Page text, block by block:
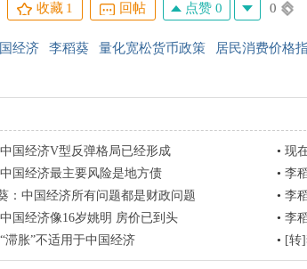
收藏 1 回帖 点赞 0 0
经济 李稻葵 量化宽松货币政策 居民消费价格
国经济V型反弹格局已经形成 • 现
国经济最主要风险是地方债 • 李
：中国经济所有问题都是财政问题 • 李
国经济像16岁姚明 房价已到头 • 李
滞胀”不适用于中国经济 • [转]